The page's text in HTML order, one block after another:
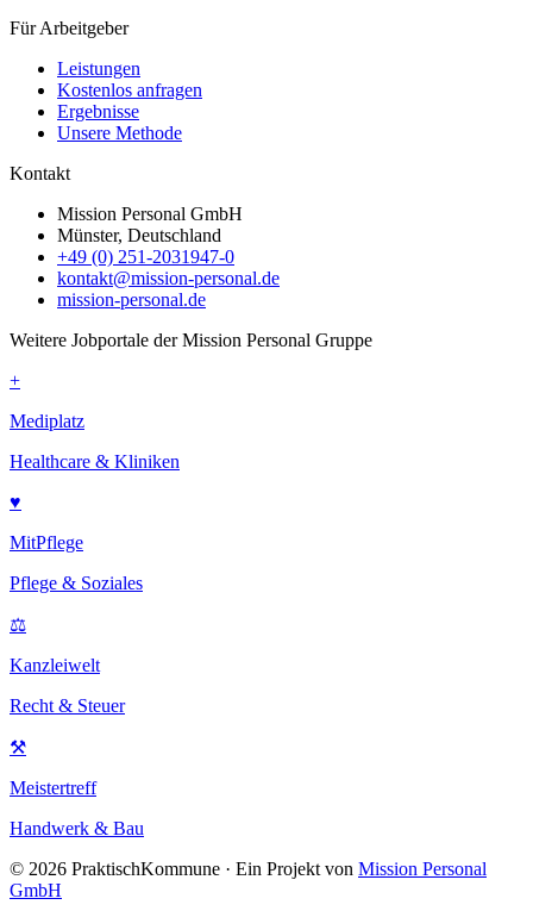
Für Arbeitgeber
Leistungen
Kostenlos anfragen
Ergebnisse
Unsere Methode
Kontakt
Mission Personal GmbH
Münster, Deutschland
+49 (0) 251-2031947-0
kontakt@mission-personal.de
mission-personal.de
Weitere Jobportale der Mission Personal Gruppe
+
Mediplatz
Healthcare & Kliniken
♥
MitPflege
Pflege & Soziales
⚖
Kanzleiwelt
Recht & Steuer
⚒
Meistertreff
Handwerk & Bau
© 2026 PraktischKommune · Ein Projekt von Mission Personal
GmbH